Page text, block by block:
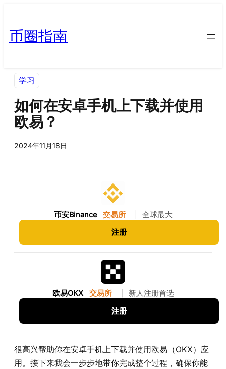
币圈指南
学习
如何在安卓手机上下载并使用
欧易？
2024年11月18日
币安Binance 交易所 全球最大
注册
欧易OKX 交易所 新人注册首选
注册
很高兴帮助你在安卓手机上下载并使用欧易（OKX）应
用。接下来我会一步步地带你完成整个过程，确保你能